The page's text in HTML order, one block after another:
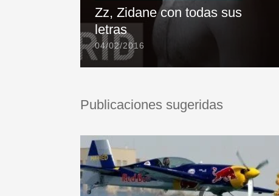
Zz, Zidane con todas sus
letras
04/02/2016
Publicaciones sugeridas